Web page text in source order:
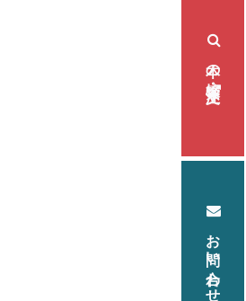
本の検索・注文
お問い合わせ